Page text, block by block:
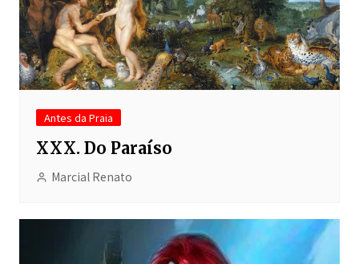
Antes da Praia
XXX. Do Paraíso
Marcial Renato